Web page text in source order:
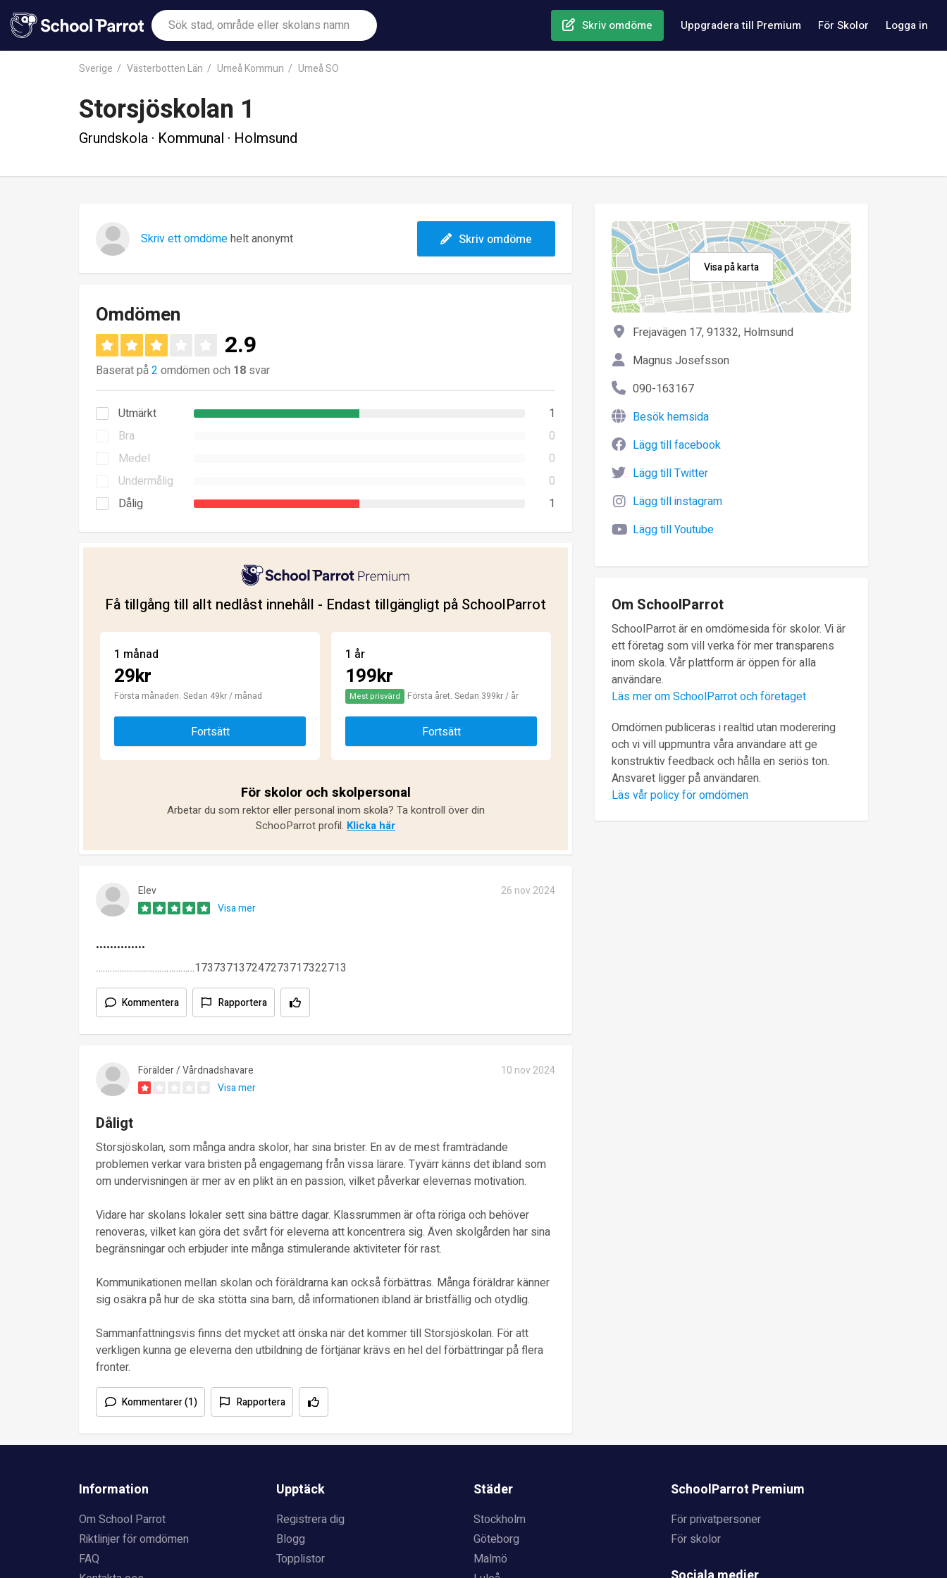
Skriv omdöme Uppgradera till Premium För Skolor Logga in
Sverige Västerbotten Län Umeå Kommun Umeå SO
Storsjöskolan 1
Grundskola · Kommunal · Holmsund
Skriv ett omdömehelt anonymt Skriv omdöme
Omdömen
2.9
Baserat på2 omdömen och 18 svar
Utmärkt
1
Bra
0
Medel
0
Undermålig
0
Dålig
1
Få tillgång till allt nedlåst innehåll - Endast tillgängligt på SchoolParrot
1 månad
29kr
Första månaden. Sedan 49kr / månad
Fortsätt
1 år
199kr
Mest prisvärd Första året. Sedan 399kr / år
Fortsätt
För skolor och skolpersonal
Arbetar du som rektor eller personal inom skola? Ta kontroll över din
SchooParrot profil. Klicka här
Elev
26 nov 2024
Visa mer
…………..
……………………………………173737137247273717322713
Kommentera Rapportera
Förälder / Vårdnadshavare
10 nov 2024
Visa mer
Dåligt
Storsjöskolan, som många andra skolor, har sina brister. En av de mest framträdande
problemen verkar vara bristen på engagemang från vissa lärare. Tyvärr känns det ibland som
om undervisningen är mer av en plikt än en passion, vilket påverkar elevernas motivation.
Vidare har skolans lokaler sett sina bättre dagar. Klassrummen är ofta röriga och behöver
renoveras, vilket kan göra det svårt för eleverna att koncentrera sig. Även skolgården har sina
begränsningar och erbjuder inte många stimulerande aktiviteter för rast.
Kommunikationen mellan skolan och föräldrarna kan också förbättras. Många föräldrar känner
sig osäkra på hur de ska stötta sina barn, då informationen ibland är bristfällig och otydlig.
Sammanfattningsvis finns det mycket att önska när det kommer till Storsjöskolan. För att
verkligen kunna ge eleverna den utbildning de förtjänar krävs en hel del förbättringar på flera
fronter.
Kommentarer (1) Rapportera
Visa på karta
Frejavägen 17, 91332, Holmsund
Magnus Josefsson
090-163167
Besök hemsida
Lägg till facebook
Lägg till Twitter
Lägg till instagram
Lägg till Youtube
Om SchoolParrot
SchoolParrot är en omdömesida för skolor. Vi är
ett företag som vill verka för mer transparens
inom skola. Vår plattform är öppen för alla
användare.
Läs mer om SchoolParrot och företaget
Omdömen publiceras i realtid utan moderering
och vi vill uppmuntra våra användare att ge
konstruktiv feedback och hålla en seriös ton.
Ansvaret ligger på användaren.
Läs vår policy för omdömen
Information
Om School Parrot
Riktlinjer för omdömen
FAQ
Upptäck
Registrera dig
Blogg
Topplistor
Städer
Stockholm
Göteborg
Malmö
SchoolParrot Premium
För privatpersoner
För skolor